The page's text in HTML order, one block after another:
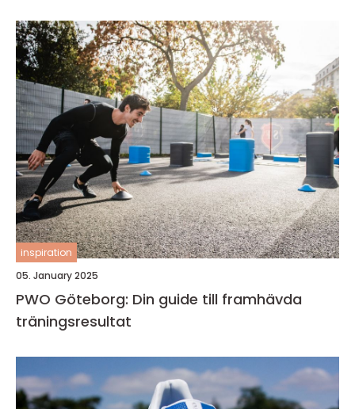
inspiration
05. January 2025
PWO Göteborg: Din guide till framhävda
träningsresultat